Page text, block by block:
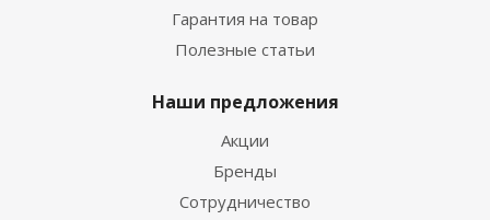
Гарантия на товар
Полезные статьи
Наши предложения
Акции
Бренды
Сотрудничество